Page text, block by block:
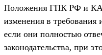
Положения ГПК РФ и
изменения в требования
если они полностью
законодательства, при